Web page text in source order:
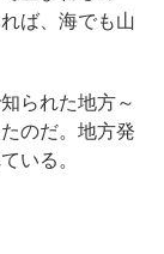
ば、海でも山
られた地方～
のだ。地方発
いる。